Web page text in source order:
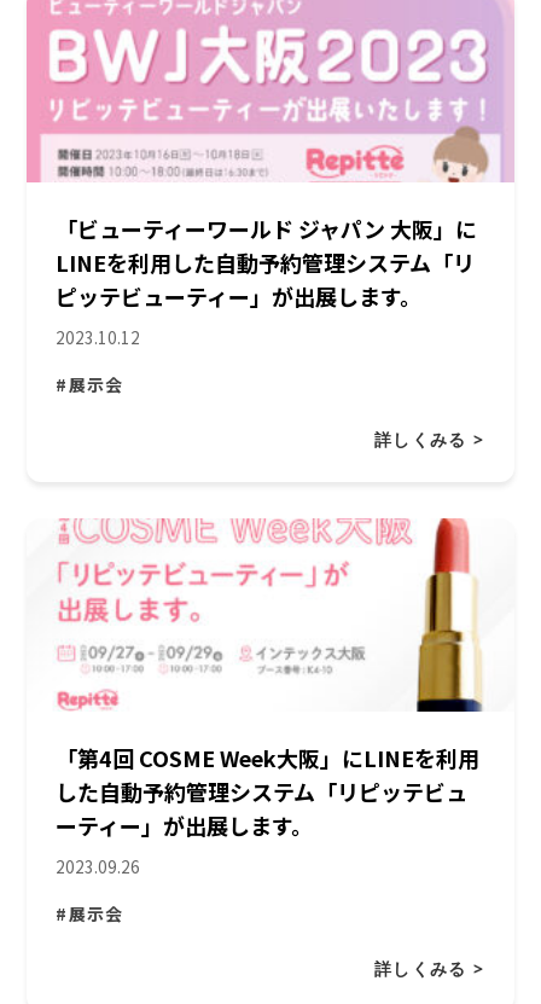
「ビューティーワールド ジャパン 大阪」に
LINEを利用した自動予約管理システム「リ
ピッテビューティー」が出展します。
2023.10.12
#展示会
詳しくみる >
「第4回 COSME Week大阪」にLINEを利用
した自動予約管理システム「リピッテビュ
ーティー」が出展します。
2023.09.26
#展示会
詳しくみる >